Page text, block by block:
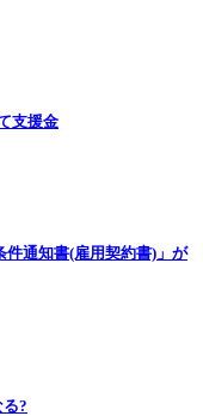
支援金
件通知書(雇用契約書)」が
?